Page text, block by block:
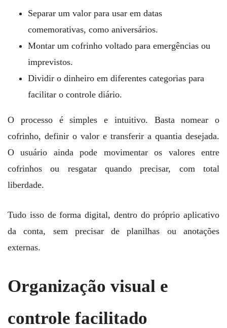
Separar um valor para usar em datas
comemorativas, como aniversários.
Montar um cofrinho voltado para emergências ou
imprevistos.
Dividir o dinheiro em diferentes categorias para
facilitar o controle diário.
O processo é simples e intuitivo. Basta nomear o
cofrinho, definir o valor e transferir a quantia desejada.
O usuário ainda pode movimentar os valores entre
cofrinhos ou resgatar quando precisar, com total
liberdade.
Tudo isso de forma digital, dentro do próprio aplicativo
da conta, sem precisar de planilhas ou anotações
externas.
Organização visual e
controle facilitado